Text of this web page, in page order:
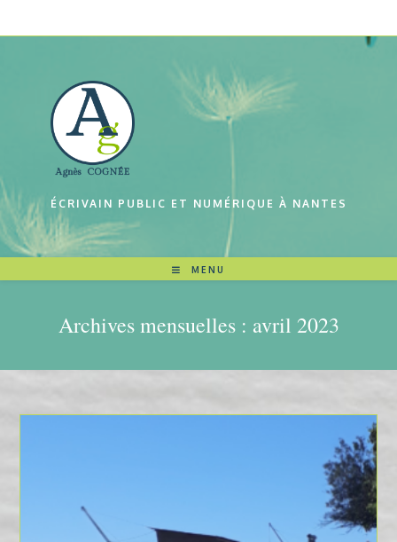
to
ÉCRIVAIN PUBLIC ET NUMÉRIQUE À NANTES
MENU
Archives mensuelles : avril 2023